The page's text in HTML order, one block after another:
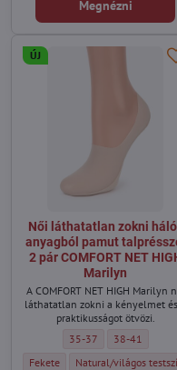
Megnézni
ÚJ
Női láthatatlan zokni
anyagból pamut
2 pár COMFORT NET
Marilyn
A COMFORT NET HIGH Marilyn
láthatatlan zokni a kényelmet
praktikusságot ötvözi.
Női láthatatlan zokni
35-37 Női
38-41
Női láthatatlan zokni hálós
Fekete Női láthatatlan zokni
Natural/világos